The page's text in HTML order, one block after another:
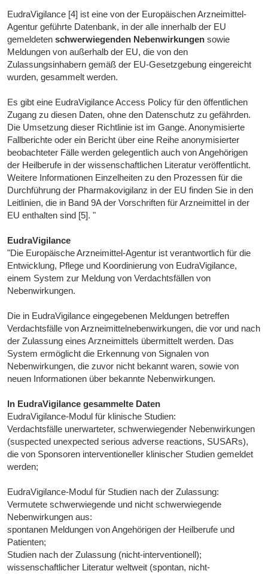
EudraVigilance [4] ist eine von der Europäischen Arzneimittel-
Agentur geführte Datenbank, in der alle innerhalb der EU
gemeldetenschwerwiegenden Nebenwirkungen sowie
Meldungen von außerhalb der EU, die von den
Zulassungsinhabern gemäß der EU-Gesetzgebung eingereicht
wurden, gesammelt werden.
Es gibt eine EudraVigilance Access Policy für den öffentlichen
Zugang zu diesen Daten, ohne den Datenschutz zu gefährden.
Die Umsetzung dieser Richtlinie ist im Gange. Anonymisierte
Fallberichte oder ein Bericht über eine Reihe anonymisierter
beobachteter Fälle werden gelegentlich auch von Angehörigen
der Heilberufe in der wissenschaftlichen Literatur veröffentlicht.
Weitere Informationen Einzelheiten zu den Prozessen für die
Durchführung der Pharmakovigilanz in der EU finden Sie in den
Leitlinien, die in Band 9A der Vorschriften für Arzneimittel in der
EU enthalten sind [5]. "
EudraVigilance
"Die Europäische Arzneimittel-Agentur ist verantwortlich für die
Entwicklung, Pflege und Koordinierung von EudraVigilance,
einem System zur Meldung von Verdachtsfällen von
Nebenwirkungen.
Die in EudraVigilance eingegebenen Meldungen betreffen
Verdachtsfälle von Arzneimittelnebenwirkungen, die vor und nach
der Zulassung eines Arzneimittels übermittelt werden. Das
System ermöglicht die Erkennung von Signalen von
Nebenwirkungen, die zuvor nicht bekannt waren, sowie von
neuen Informationen über bekannte Nebenwirkungen.
In EudraVigilance gesammelte Daten
EudraVigilance-Modul für klinische Studien:
Verdachtsfälle unerwarteter, schwerwiegender Nebenwirkungen
(suspected unexpected serious adverse reactions, SUSARs),
die von Sponsoren interventioneller klinischer Studien gemeldet
werden;
EudraVigilance-Modul für Studien nach der Zulassung:
Vermutete schwerwiegende und nicht schwerwiegende
Nebenwirkungen aus:
spontanen Meldungen von Angehörigen der Heilberufe und
Patienten;
Studien nach der Zulassung (nicht-interventionell);
wissenschaftlicher Literatur weltweit (spontan, nicht-